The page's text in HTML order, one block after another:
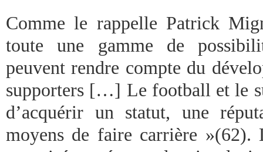
Comme le rappelle Patrick
toute une gamme de
peuvent rendre compte du
supporters […] Le football et le
d’acquérir un statut, une
moyens de faire carrière »(62).